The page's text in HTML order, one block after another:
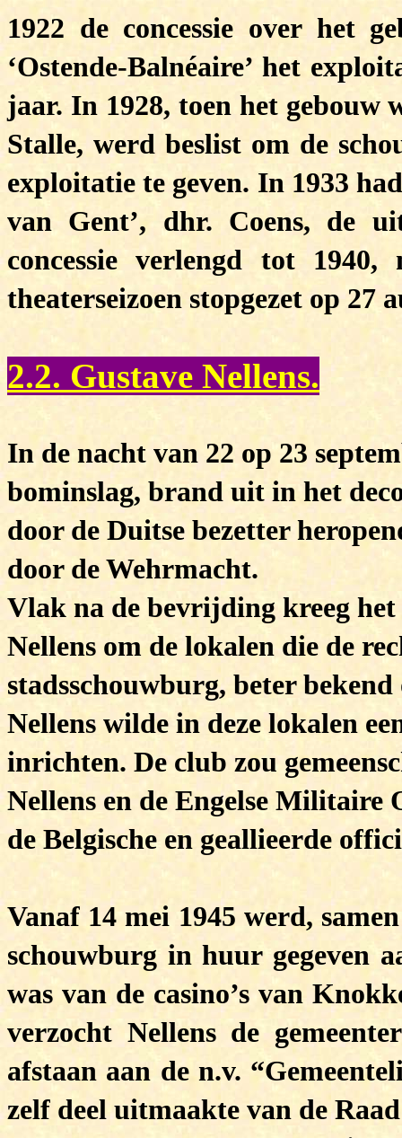
1922 de concessie over het
‘Ostende-Balnéaire’ het
jaar. In 1928, toen het gebouw
Stalle, werd beslist om de
exploitatie te geven. In 1933
van Gent’, dhr. Coens, de
concessie verlengd tot
theaterseizoen stopgezet op 27
2.2. Gustave Nellens.
In de nacht van 22 op 23
bominslag, brand uit in het
door de Duitse bezetter
door de Wehrmacht.
Vlak na de bevrijding kreeg het
Nellens om de lokalen die de
stadsschouwburg, beter
Nellens wilde in deze lokalen
inrichten. De club zou
Nellens en de Engelse Militaire
de Belgische en geallieerde
Vanaf 14 mei 1945 werd,
schouwburg in huur gegeven
was van de casino’s van
verzocht Nellens de
afstaan aan de n.v.
zelf deel uitmaakte van de